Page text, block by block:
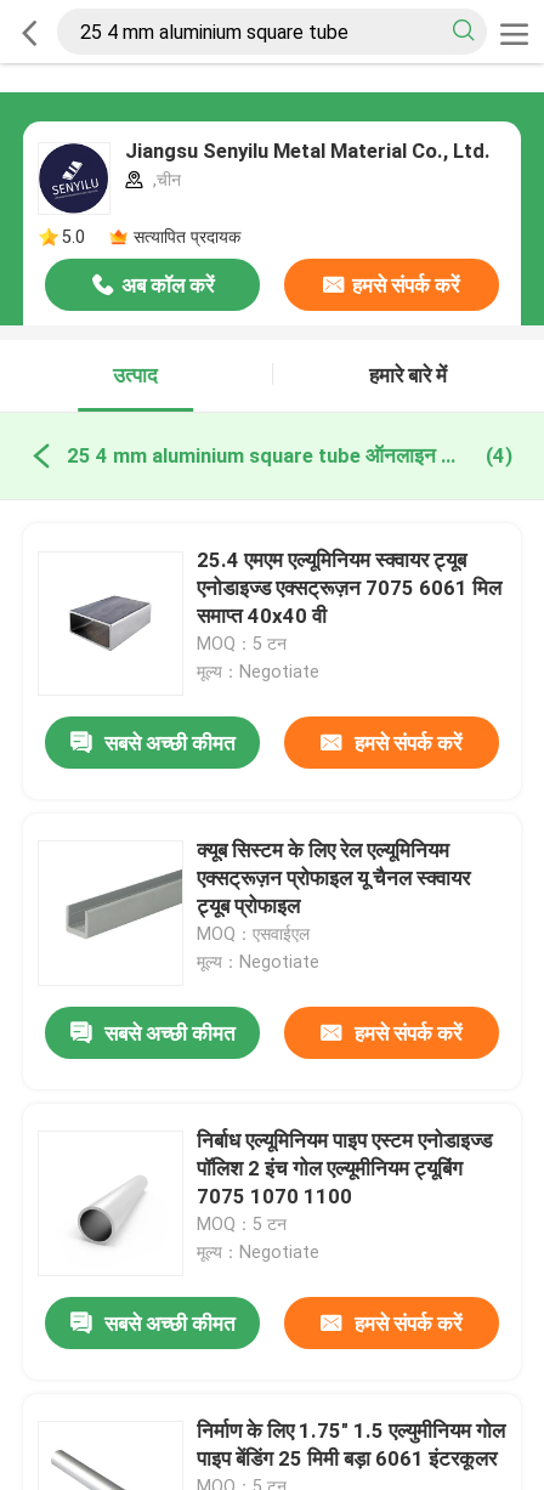
Jiangsu Senyilu Metal Material Co., Ltd.
,चीन
5.0 सत्यापित प्रदायक
अब कॉल करें हमसे संपर्क करें
उत्पाद हमारे बारे में
25 4 mm aluminium square tube ऑनलाइन निर्माण (4)
25.4 एमएम एल्यूमिनियम स्क्वायर ट्यूब
एनोडाइज्ड एक्सट्रूज़न 7075 6061 मिल
समाप्त 40x40 वी
MOQ：5 टन
मूल्य：Negotiate
सबसे अच्छी कीमत हमसे संपर्क करें
क्यूब सिस्टम के लिए रेल एल्यूमिनियम
एक्सट्रूज़न प्रोफाइल यू चैनल स्क्वायर
ट्यूब प्रोफाइल
MOQ：एसवाईएल
मूल्य：Negotiate
सबसे अच्छी कीमत हमसे संपर्क करें
निर्बाध एल्यूमिनियम पाइप एस्टम एनोडाइज्ड
पॉलिश 2 इंच गोल एल्यूमीनियम ट्यूबिंग
7075 1070 1100
MOQ：5 टन
मूल्य：Negotiate
सबसे अच्छी कीमत हमसे संपर्क करें
निर्माण के लिए 1.75" 1.5 एल्युमीनियम गोल
पाइप बेंडिंग 25 मिमी बड़ा 6061 इंटरकूलर
MOQ：5 टन